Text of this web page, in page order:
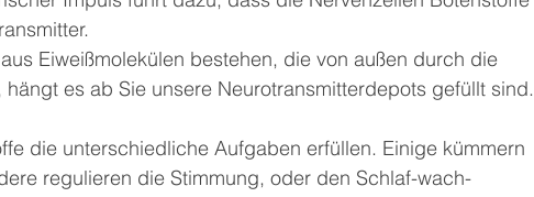
Eiweißmolekülen bestehen, die von außen durch die
es ab Sie unsere Neurotransmitterdepots gefüllt sind.
die unterschiedliche Aufgaben erfüllen. Einige kümmern
regulieren die Stimmung, oder den Schlaf-wach-